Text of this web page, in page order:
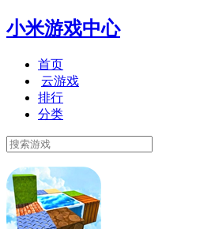
小米游戏中心
首页
云游戏
排行
分类